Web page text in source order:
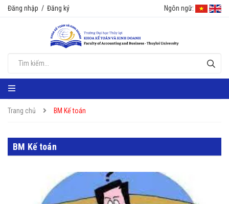
Đăng nhập / Đăng ký Ngôn ngữ:
Trang chủ BM Kế toán
BM Kế toán